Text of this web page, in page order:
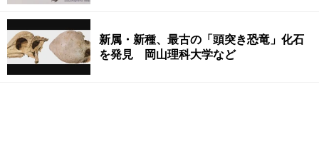
新属・新種、最古の「頭突き恐竜」化石
を発見 岡山理科大学など